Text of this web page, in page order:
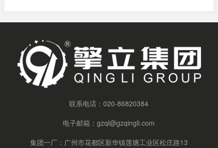
联系电话：020-86820384
电子邮箱：gzql@gzqingli.com
集团一厂：广州市花都区新华镇莲塘工业区松庄路13